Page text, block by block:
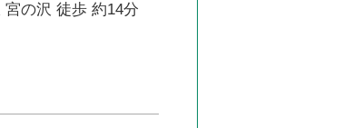
の沢 徒歩 約14分